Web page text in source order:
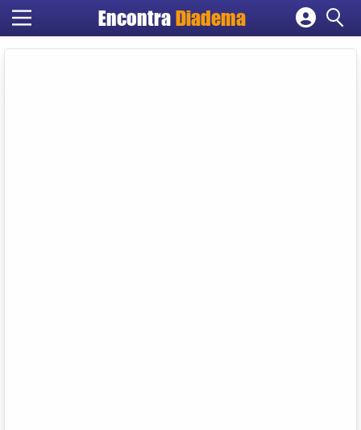
EncontraDiadema
Cadastrar empresa